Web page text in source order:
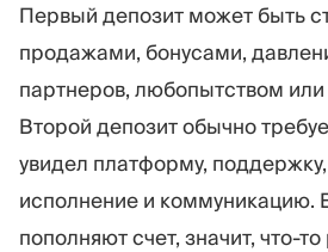
Первый депозит может быть
продажами, бонусами,
партнеров, любопытством
Второй депозит обычно
увидел платформу,
исполнение и коммуникацию.
пополняют счет, значит, что-то